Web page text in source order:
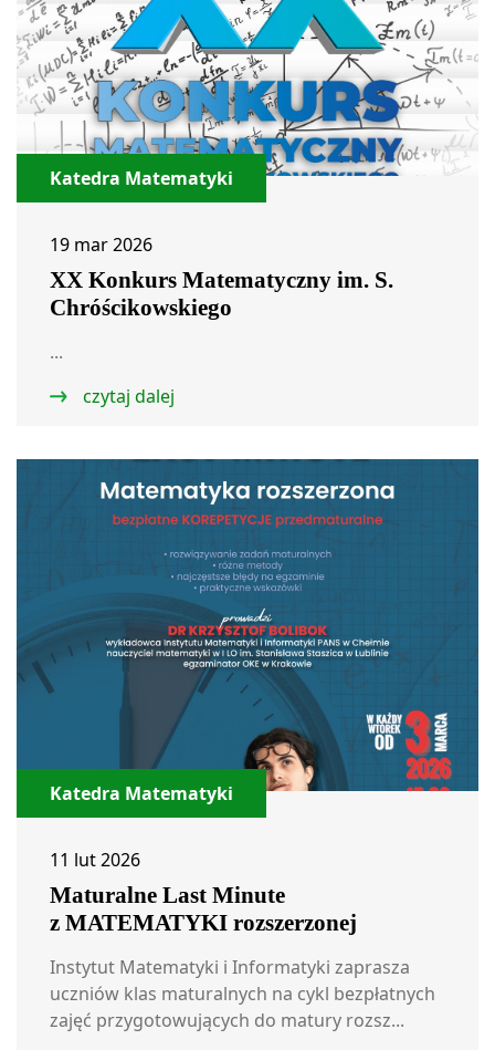
Katedra Matematyki
19 mar 2026
XX Konkurs Matematyczny im. S.
Chróścikowskiego
...
czytaj dalej
Katedra Matematyki
11 lut 2026
Maturalne Last Minute
z MATEMATYKI rozszerzonej
Instytut Matematyki i Informatyki zaprasza
uczniów klas maturalnych na cykl bezpłatnych
zajęć przygotowujących do matury rozsz...